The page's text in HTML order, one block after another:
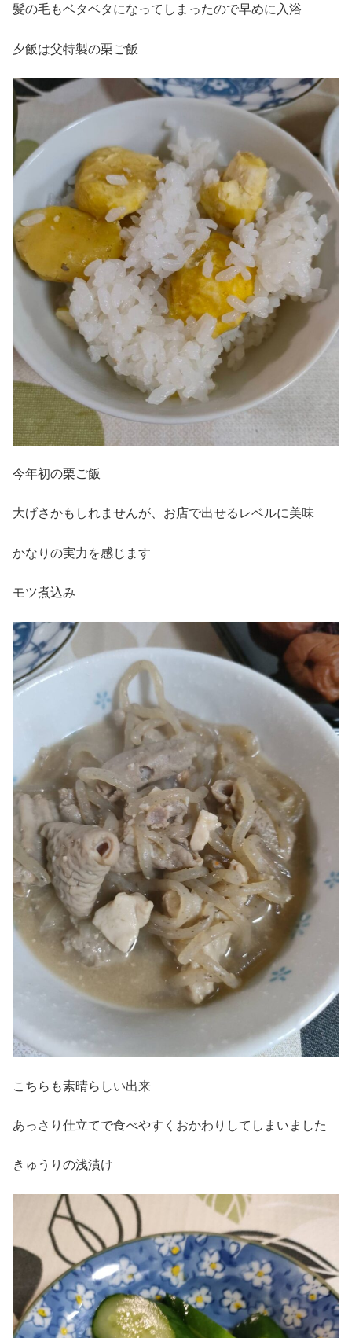
髪の毛もベタベタになってしまったので早めに入浴
夕飯は父特製の栗ご飯
今年初の栗ご飯
大げさかもしれませんが、お店で出せるレベルに美味
かなりの実力を感じます
モツ煮込み
こちらも素晴らしい出来
あっさり仕立てで食べやすくおかわりしてしまいました
きゅうりの浅漬け